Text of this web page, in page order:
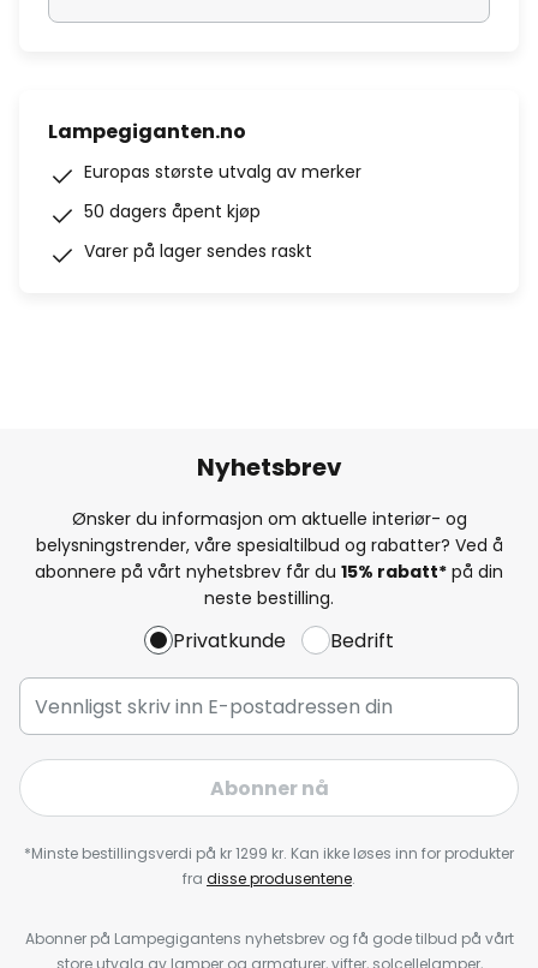
Lampegiganten.no
Europas største utvalg av merker
50 dagers åpent kjøp
Varer på lager sendes raskt
Nyhetsbrev
Ønsker du informasjon om aktuelle interiør- og
belysningstrender, våre spesialtilbud og rabatter? Ved å
abonnere på vårt nyhetsbrev får du 15% rabatt* på din
neste bestilling.
Privatkunde Bedrift
Abonner nå
*Minste bestillingsverdi på kr 1299 kr. Kan ikke løses inn for produkter
fra disse produsentene.
Abonner på Lampegigantens nyhetsbrev og få gode tilbud på vårt
store utvalg av lamper og armaturer, vifter, solcellelamper,